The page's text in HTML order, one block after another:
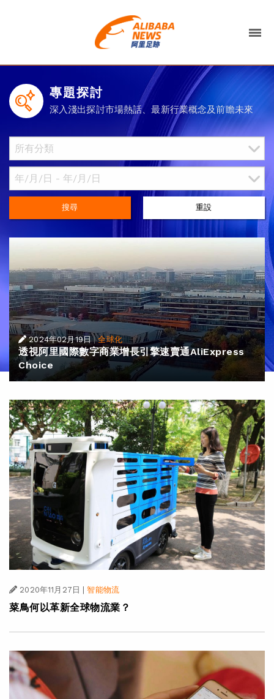
專題探討
深入淺出探討市場熱話、最新行業概念及前瞻未來
搜尋 重設
2024年02月19日 |全球化
透視阿里國際數字商業增長引擎速賣通AliExpress
Choice
2020年11月27日 智能物流
菜鳥何以革新全球物流業？